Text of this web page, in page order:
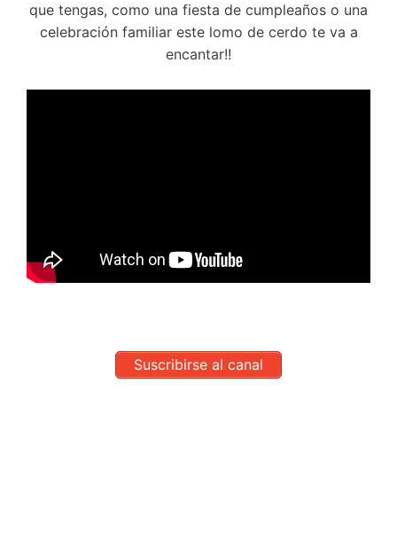
que tengas, como una fiesta de cumpleaños o una
celebración familiar este lomo de cerdo te va a
encantar!!
Suscribirse al canal